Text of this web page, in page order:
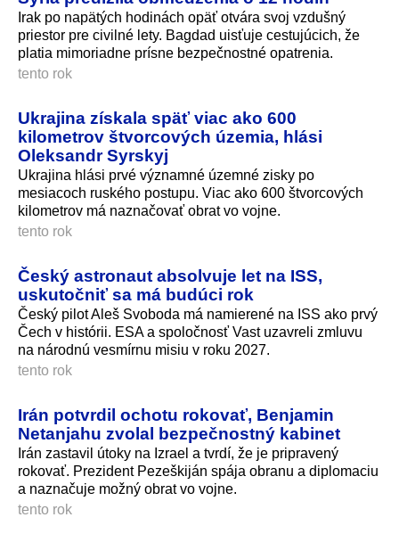
Irak po napätých hodinách opäť otvára svoj vzdušný
priestor pre civilné lety. Bagdad uisťuje cestujúcich, že
platia mimoriadne prísne bezpečnostné opatrenia.
tento rok
Ukrajina získala späť viac ako 600
kilometrov štvorcových územia, hlási
Oleksandr Syrskyj
Ukrajina hlási prvé významné územné zisky po
mesiacoch ruského postupu. Viac ako 600 štvorcových
kilometrov má naznačovať obrat vo vojne.
tento rok
Český astronaut absolvuje let na ISS,
uskutočniť sa má budúci rok
Český pilot Aleš Svoboda má namierené na ISS ako prvý
Čech v histórii. ESA a spoločnosť Vast uzavreli zmluvu
na národnú vesmírnu misiu v roku 2027.
tento rok
Irán potvrdil ochotu rokovať, Benjamin
Netanjahu zvolal bezpečnostný kabinet
Irán zastavil útoky na Izrael a tvrdí, že je pripravený
rokovať. Prezident Pezeškiján spája obranu a diplomaciu
a naznačuje možný obrat vo vojne.
tento rok